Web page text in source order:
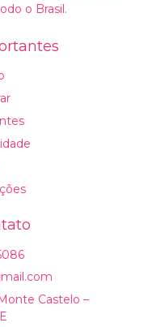
o Brasil.
Castelo –